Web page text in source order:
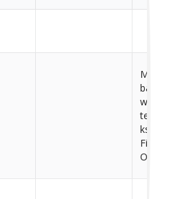
badań
w
ks.
Filemon
OFM